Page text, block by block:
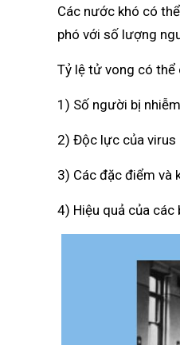
Các nước khó có
phó với số lượng
Tỷ lệ tử vong có thể
1) Số người bị
2) Độc lực của virus
3) Các đặc điểm và
4) Hiệu quả của các